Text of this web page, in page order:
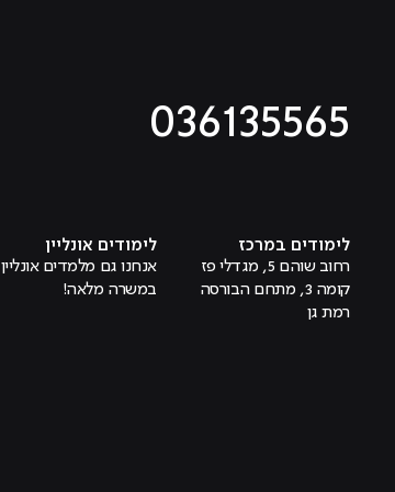
036135565
לימודים במרכז
רחוב שוהם 5, מגדלי פז
קומה 3, מתחם הבורסה
רמת גן
לימודים אונליין
אנחנו גם מלמדים אונליין
במשרה מלאה!